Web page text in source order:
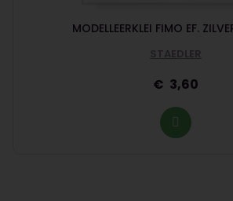
MODELLEERKLEI FIMO EF.
STAEDLER
3,60